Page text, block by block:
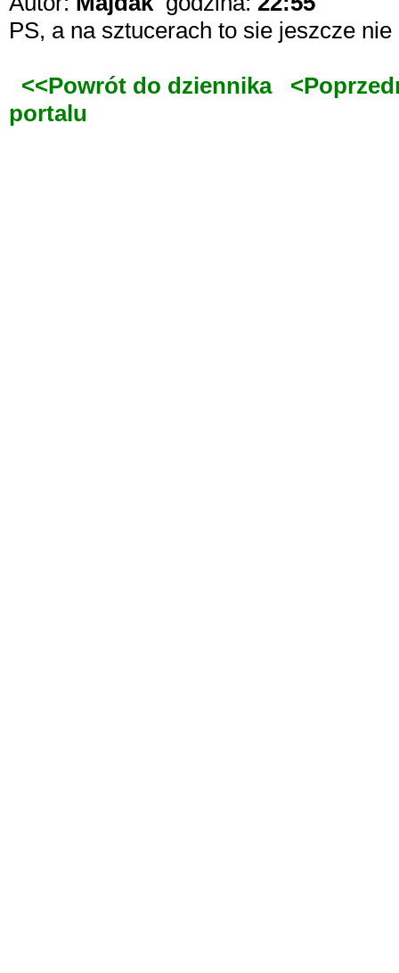
PS, a na sztucerach to sie jeszcze
<<Powrót do dziennika
portalu